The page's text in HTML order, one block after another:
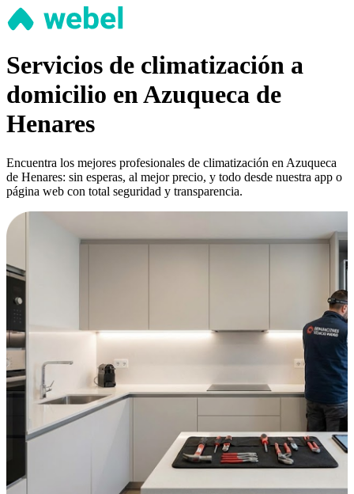
Servicios de climatización a
domicilio en Azuqueca de
Henares
Encuentra los mejores profesionales de climatización en Azuqueca
de Henares: sin esperas, al mejor precio, y todo desde nuestra app o
página web con total seguridad y transparencia.